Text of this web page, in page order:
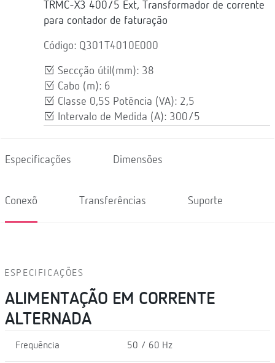
TRMC-X3 400/5 Ext, Transformador de corrente
para contador de faturação
Código: Q301T4010E000
Seccção útil(mm): 38
Cabo (m): 6
Classe 0,5S Potência (VA): 2,5
Intervalo de Medida (A): 300/5
Especificações Dimensões
Conexõ Transferências Suporte
ESPECIFICAÇÕES
ALIMENTAÇÃO EM CORRENTE
ALTERNADA
Frequência 50 / 60 Hz